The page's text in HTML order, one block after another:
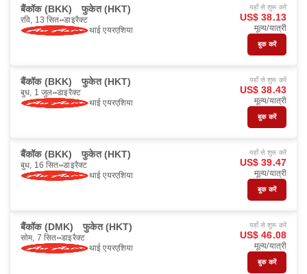
बैंकॉक (BKK) फुकेत (HKT)
रवि, 13 सित॰ डाइरैक्ट
थाई एयरएशिया
यहाँ से शुरू करें
US$ 38.13
मूल्य/यात्री
बुक करें
बैंकॉक (BKK) फुकेत (HKT)
बुध, 1 जुल॰ डाइरैक्ट
थाई एयरएशिया
यहाँ से शुरू करें
US$ 38.43
मूल्य/यात्री
बुक करें
बैंकॉक (BKK) फुकेत (HKT)
बुध, 16 सित॰ डाइरैक्ट
थाई एयरएशिया
यहाँ से शुरू करें
US$ 39.47
मूल्य/यात्री
बुक करें
बैंकॉक (DMK) फुकेत (HKT)
सोम, 7 सित॰ डाइरैक्ट
थाई एयरएशिया
यहाँ से शुरू करें
US$ 46.08
मूल्य/यात्री
बुक करें